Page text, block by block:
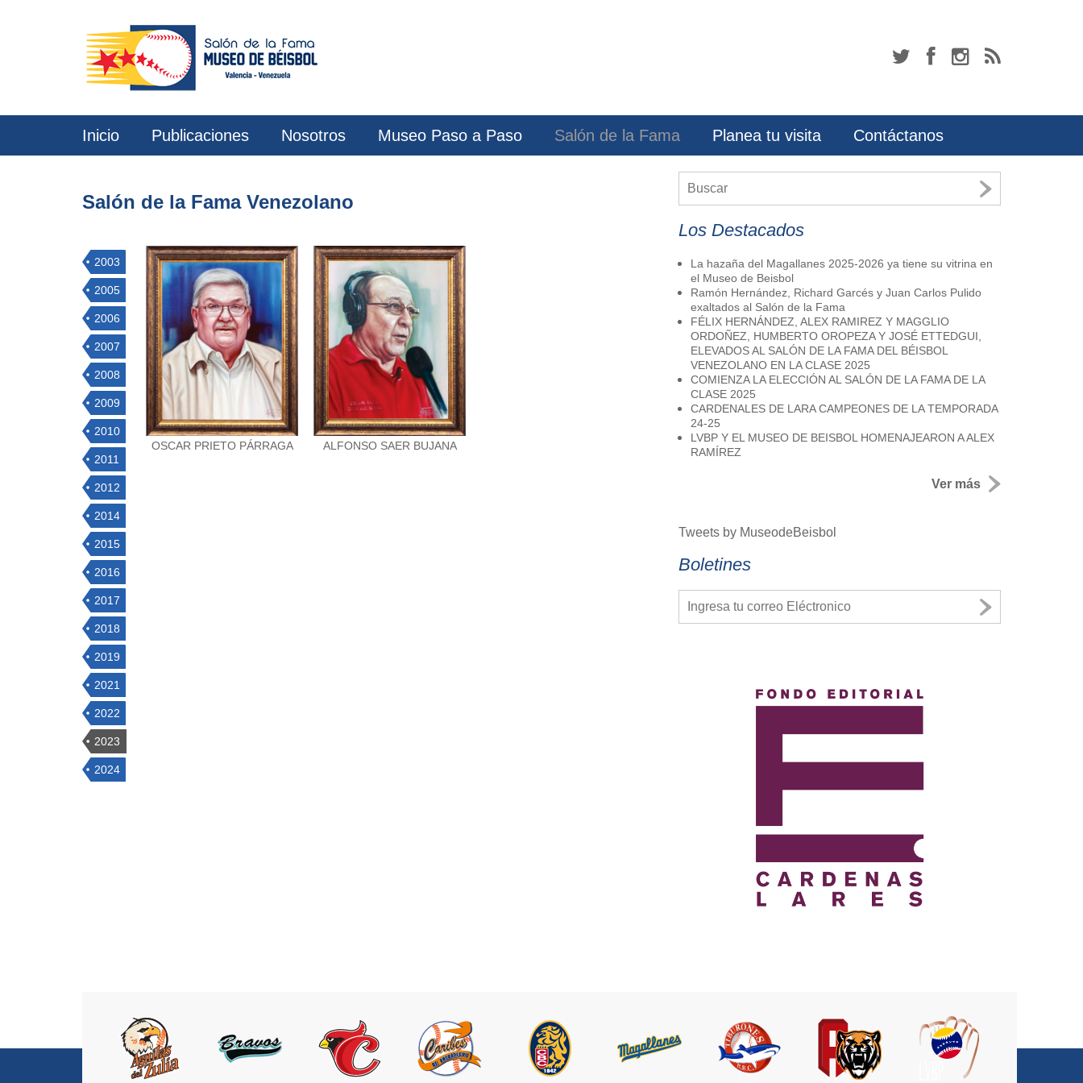
Inicio Publicaciones Nosotros Museo Paso a Paso Salón de la Fama Planea tu visita Contáctanos
Salón de la Fama Venezolano
2003
2005
2006
2007
2008
2009
2010
2011
2012
2014
2015
2016
2017
2018
2019
2021
2022
2023
2024
OSCAR PRIETO PÁRRAGA ALFONSO SAER BUJANA
Los Destacados
La hazaña del Magallanes 2025-2026 ya tiene su vitrina en
el Museo de Beisbol
Ramón Hernández, Richard Garcés y Juan Carlos Pulido
exaltados al Salón de la Fama
FÉLIX HERNÁNDEZ, ALEX RAMIREZ Y MAGGLIO
ORDOÑEZ, HUMBERTO OROPEZA Y JOSÉ ETTEDGUI,
ELEVADOS AL SALÓN DE LA FAMA DEL BÉISBOL
VENEZOLANO EN LA CLASE 2025
COMIENZA LA ELECCIÓN AL SALÓN DE LA FAMA DE LA
CLASE 2025
CARDENALES DE LARA CAMPEONES DE LA TEMPORADA
24-25
LVBP Y EL MUSEO DE BEISBOL HOMENAJEARON A ALEX
RAMÍREZ
Ver más
Tweets by MuseodeBeisbol
Boletines